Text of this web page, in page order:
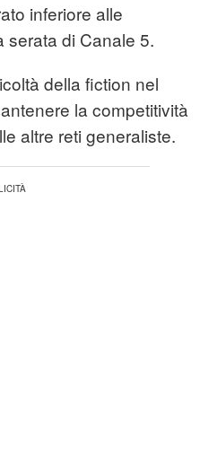
inferiore alle
serata di Canale 5.
della fiction nel
la competitività
altre reti generaliste.